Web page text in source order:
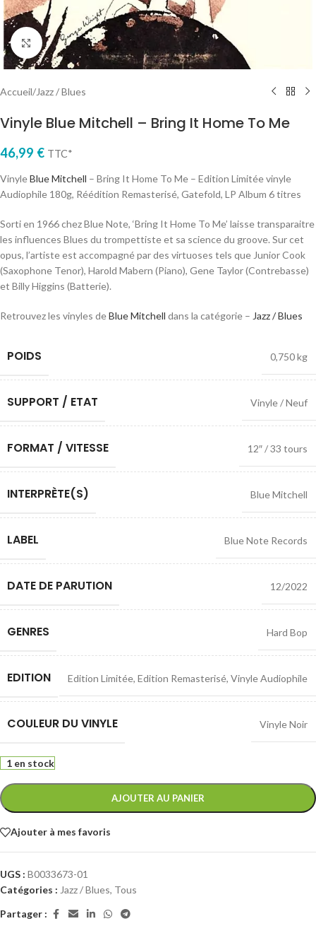
Cliquez pour agrandir
Accueil/Jazz / Blues
Vinyle Blue Mitchell – Bring It Home To Me
46,99 € TTC*
VinyleBlue Mitchell – Bring It Home To Me – Edition Limitée vinyle
Audiophile 180g, Réédition Remasterisé, Gatefold, LP Album 6 titres
Sorti en 1966 chez Blue Note, ‘Bring It Home To Me’ laisse transparaitre
les influences Blues du trompettiste et sa science du groove. Sur cet
opus, l’artiste est accompagné par des virtuoses tels que Junior Cook
(Saxophone Tenor), Harold Mabern (Piano), Gene Taylor (Contrebasse)
et Billy Higgins (Batterie).
Retrouvez les vinyles deBlue Mitchell dans la catégorie – Jazz / Blues
POIDS 0,750 kg
SUPPORT / ETAT Vinyle / Neuf
FORMAT / VITESSE 12″ / 33 tours
INTERPRÈTE(S) Blue Mitchell
LABEL Blue Note Records
DATE DE PARUTION 12/2022
GENRES Hard Bop
EDITION Edition Limitée, Edition Remasterisé, Vinyle Audiophile
COULEUR DU VINYLE Vinyle Noir
1 en stock
AJOUTER AU PANIER
Ajouter à mes favoris
UGS : B0033673-01
Catégories : Jazz / Blues, Tous
Partager :